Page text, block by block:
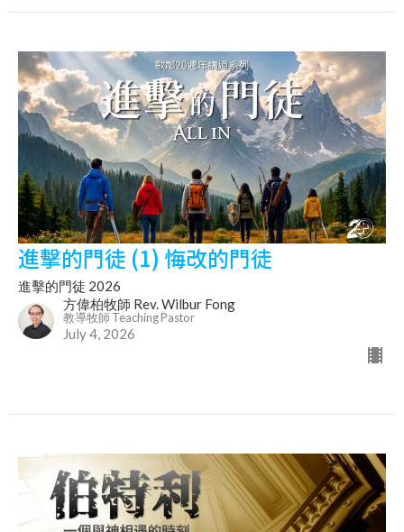
進擊的門徒 (1) 悔改的門徒
進擊的門徒 2026
方偉柏牧師 Rev. Wilbur Fong
教導牧師 Teaching Pastor
July 4, 2026